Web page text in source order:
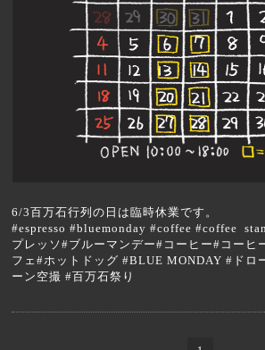
6/3百万石行列の日は臨時休業です。
#espresso #bluemonday #coffee #coffee
プレッソ#ブルーマンデー#コーヒー#コーヒ
フェ#ホットドッグ #BLUE MONDAY #ドロ
ーン空撮 #百万石祭り